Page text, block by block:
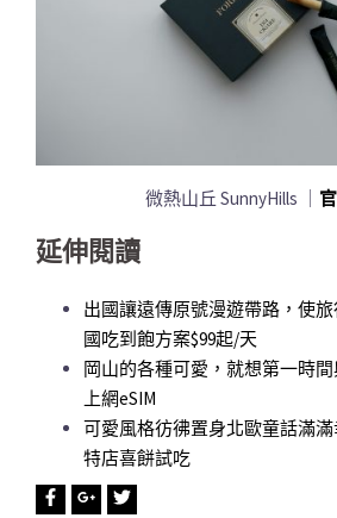
微熱山丘 SunnyHills ｜
延伸閱讀
出國讓遠傳原號漫遊帶路，使
國吃到飽方案$99起/天
岡山的各種可愛，就想第一時
上網eSIM
可愛風格彷彿置身北歐童話滿
特店喜餅試吃